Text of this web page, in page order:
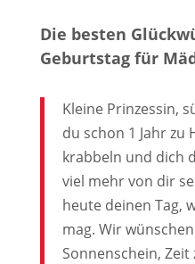
Die besten
Geburtstag für
Kleine Prinzessin,
du schon 1 Jahr zu
krabbeln und dich
viel mehr von dir
heute deinen Tag,
mag. Wir
Sonnenschein,